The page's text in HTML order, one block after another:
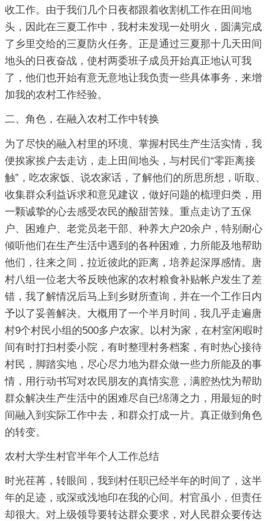
收工作。由于我们几个日夜都跟着收割机工作在田间地
头，因此在三夏工作中，我村未发现一处明火，圆满完成
了乡里交给的三夏防火任务。正是通过三夏那十几天田间
地头的日夜奋战，使村两委班子成员开始真正地认可我
了，他们也开始有意无意地让我负责一些具体事务，来增
加我的农村工作经验。
二、角色，在融入农村工作中转换
为了尽快的融入村里的环境、掌握村民生产生活实情，我
便挨家挨户去走访，走上田间地头，与村民们“零距离接
触”，吃农家饭、说农家话，了解他们的所思所想，听取、
收集群众利益诉求和意见建议，做好问题的梳理归类，用
一颗诚挚的心去感受农民的酸甜苦辣。重点走访了五保
户、困难户、老党员老干部、种养大户20余户，特别耐心
倾听他们在生产生活中遇到的各种困难，力所能及地帮助
他们，往来之间，拉近彼此的距离，培养起深厚感情。唐
村八组一位老大爷反映他家的农村粮食补贴帐户发生了差
错，我了解情况后马上到乡财所查询，并在一个工作日内
予以了妥善解决。大概用了一个半月时间，我几乎走遍唐
村9个村民小组的500多户农家。以村为家，在村室闲暇时
间有时打扫村委小院，有时整理村务档案，有时热心接待
村民，脚踏实地，尽心尽力地为群众做一些力所能及的事
情，用行动书写对农民朋友的真情实意，满腔热忱为帮助
群众解决生产生活中的困难尽自已绵薄之力，用最短的时
间融入到实际工作中去，和群众打成一片。真正做到角色
的转变。
农村大学生村官半年个人工作总结
时光荏苒，转眼间，我到村任职已经半年的时间了，这半
年的足迹，或深或浅地印在我的心间。村官虽小，但责任
却很大。对上级领导要转达群众要求，对人民群众要传达